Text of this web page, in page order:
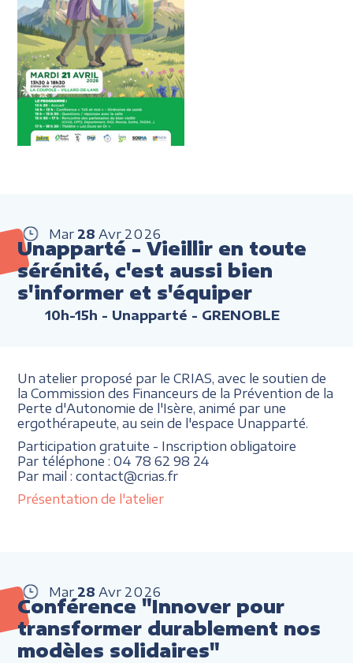
Mar 28 Avr 2026
Unapparté - Vieillir en toute
sérénité, c'est aussi bien
s'informer et s'équiper
10h-15h - Unapparté - GRENOBLE
Un atelier proposé par le CRIAS, avec le soutien de
la Commission des Financeurs de la Prévention de la
Perte d'Autonomie de l'Isère, animé par une
ergothérapeute, au sein de l'espace Unapparté.
Participation gratuite - Inscription obligatoire
Par téléphone : 04 78 62 98 24
Par mail : contact@crias.fr
Présentation de l'atelier
Mar 28 Avr 2026
Conférence "Innover pour
transformer durablement nos
modèles solidaires"